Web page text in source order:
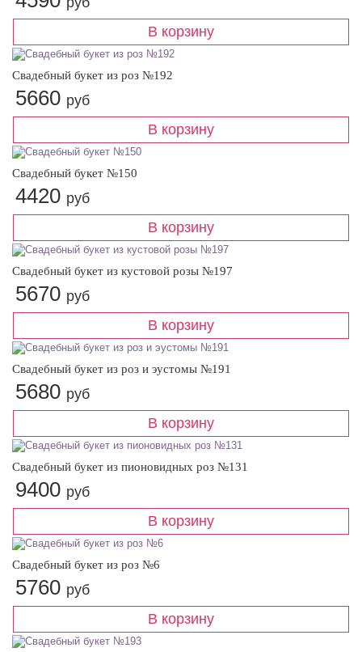
Свадебный букет из роз №192
5660 руб
Свадебный букет №150
4420 руб
Свадебный букет из кустовой розы №197
5670 руб
Свадебный букет из роз и эустомы №191
5680 руб
Свадебный букет из пионовидных роз №131
9400 руб
Свадебный букет из роз №6
5760 руб